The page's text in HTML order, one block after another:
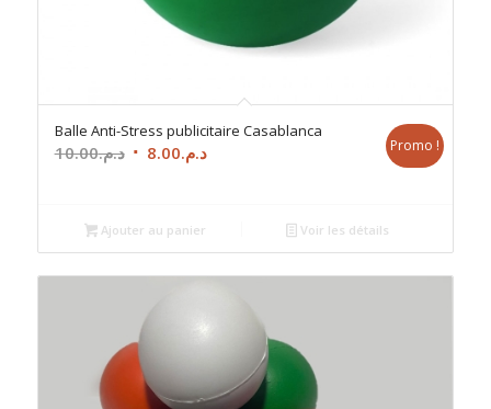
Balle Anti-Stress publicitaire Casablanca
د.م.10.00
Le
était :
د.م.10.00.
د.م.8.00
Le
د.م.8.00.
Promo !
Ajouter au panier Voir les détails